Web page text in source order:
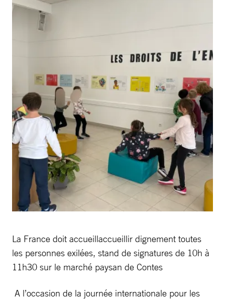
La France doit accueillaccueillir dignement toutes
les personnes exilées, stand de signatures de 10h à
11h30 sur le marché paysan de Contes
A l’occasion de la journée internationale pour les